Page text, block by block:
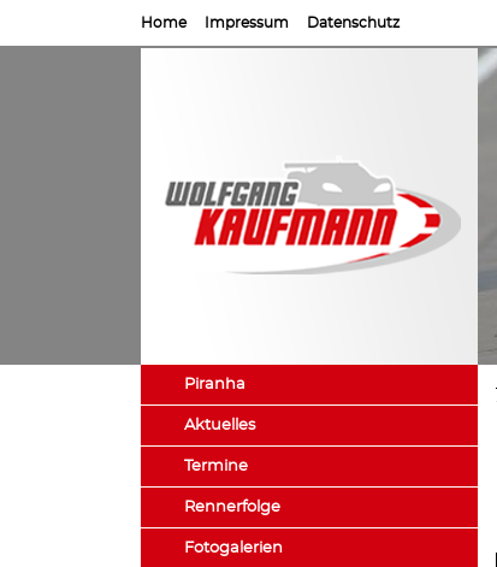
Home Impressum Datenschutz
Piranha
Aktuelles
Termine
Rennerfolge
Fotogalerien